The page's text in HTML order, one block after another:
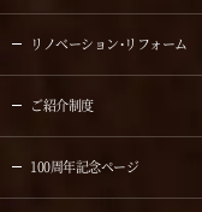
リノベーション・リフォーム
ご紹介制度
100周年記念ページ